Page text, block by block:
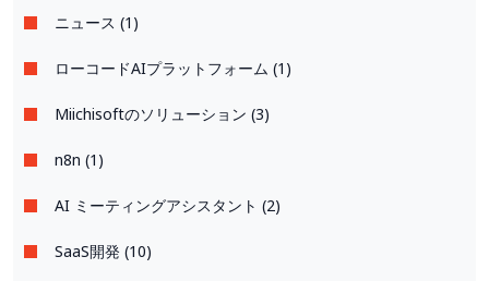
ニュース (1)
ローコードAIプラットフォーム (1)
Miichisoftのソリューション (3)
n8n (1)
AI ミーティングアシスタント (2)
SaaS開発 (10)